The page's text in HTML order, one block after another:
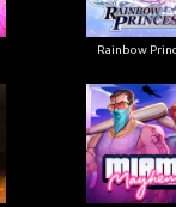
Rainbow